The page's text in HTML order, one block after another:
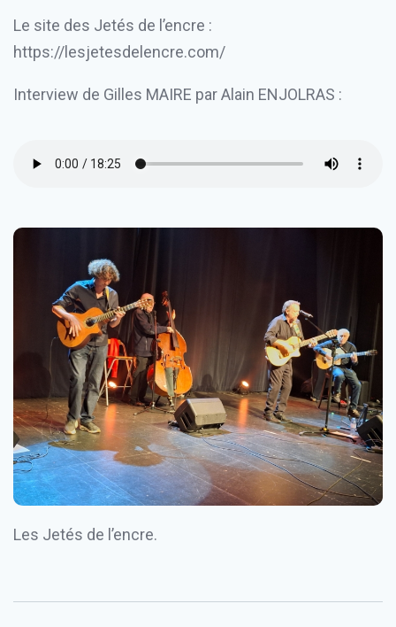
Le site des Jetés de l’encre :
https://lesjetesdelencre.com/
​Interview de Gilles MAIRE par Alain ENJOLRAS :
Les Jetés de l’encre.